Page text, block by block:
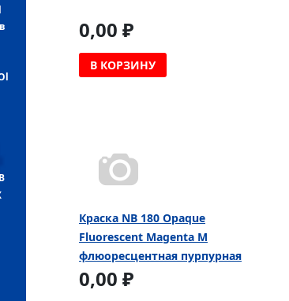
0,00 ₽
В КОРЗИНУ
Краска NB 180 Opaque
Fluorescent Magenta M
флюоресцентная пурпурная
0,00 ₽